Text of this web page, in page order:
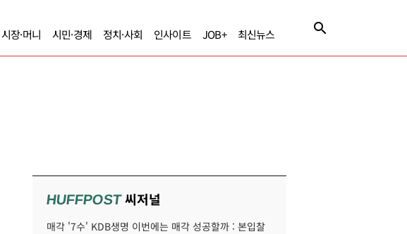
시장·머니 시민·경제 정치·사회 인사이트 JOB+ 최신뉴스
HUFFPOST씨저널
매각 '7수' KDB생명 이번에는 매각 성공할까 : 본입찰